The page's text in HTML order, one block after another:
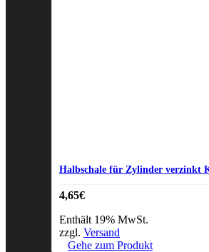
Halbschale für Zylinder verzinkt
4,65€
Enthält 19% MwSt.
zzgl. Versand
Gehe zum Produkt